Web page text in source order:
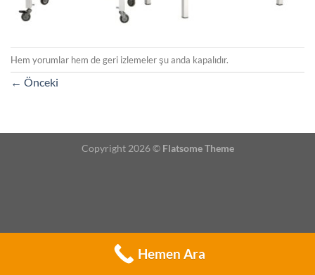
Hem yorumlar hem de geri izlemeler şu anda kapalıdır.
← Önceki
Copyright 2026 © Flatsome Theme
Hemen Ara